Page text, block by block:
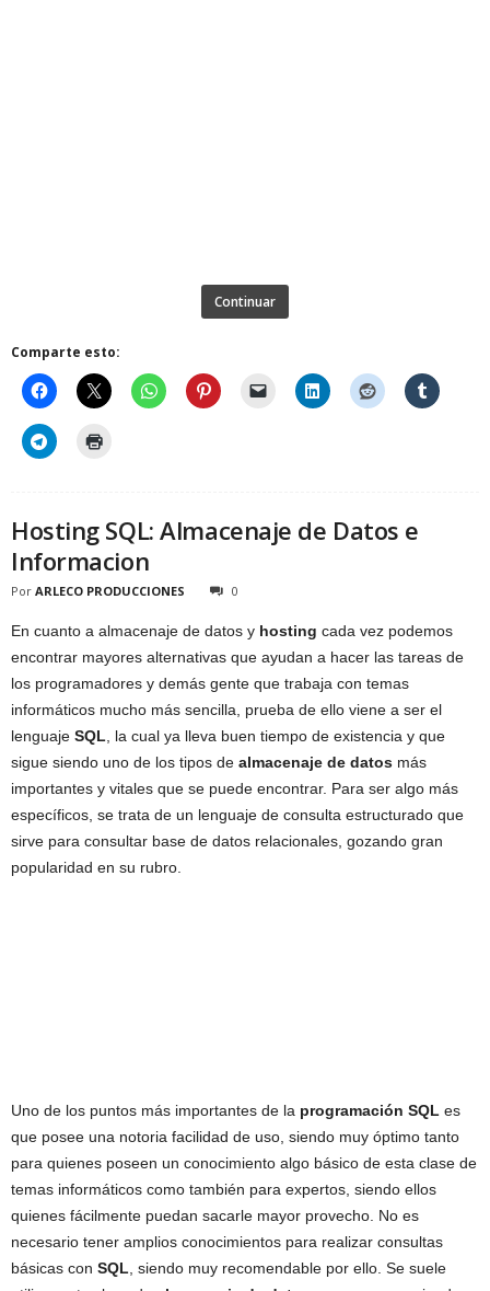
Continuar
Comparte esto:
Hosting SQL: Almacenaje de Datos e
Informacion
Por ARLECO PRODUCCIONES 0
En cuanto a almacenaje de datos y hosting cada vez podemos
encontrar mayores alternativas que ayudan a hacer las tareas de
los programadores y demás gente que trabaja con temas
informáticos mucho más sencilla, prueba de ello viene a ser el
lenguaje SQL, la cual ya lleva buen tiempo de existencia y que
sigue siendo uno de los tipos de almacenaje de datos más
importantes y vitales que se puede encontrar. Para ser algo más
específicos, se trata de un lenguaje de consulta estructurado que
sirve para consultar base de datos relacionales, gozando gran
popularidad en su rubro.
Uno de los puntos más importantes de la programación SQL es
que posee una notoria facilidad de uso, siendo muy óptimo tanto
para quienes poseen un conocimiento algo básico de esta clase de
temas informáticos como también para expertos, siendo ellos
quienes fácilmente puedan sacarle mayor provecho. No es
necesario tener amplios conocimientos para realizar consultas
básicas con SQL, siendo muy recomendable por ello. Se suele